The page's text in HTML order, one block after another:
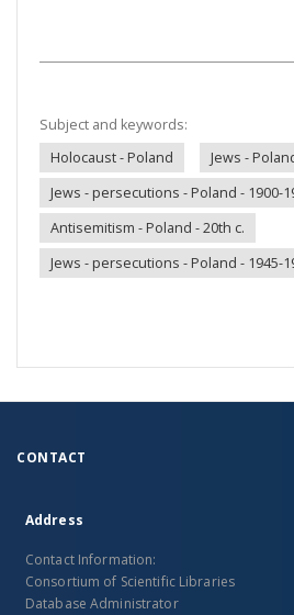
Subject and keywords:
Holocaust - Poland
Jews -
Jews - persecutions - Poland - 1900-
Antisemitism - Poland - 20th c.
Jews - persecutions - Poland - 1945-
CONTACT
Address
Contact Information:
Consortium of Scientific Libraries
Database Administrator